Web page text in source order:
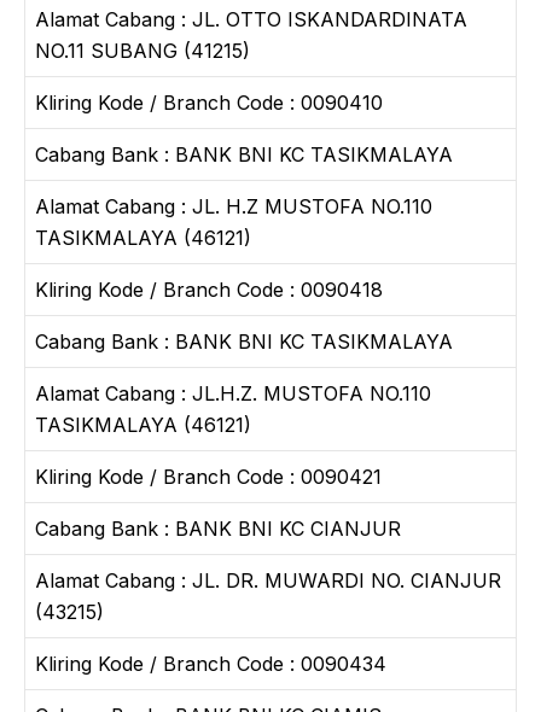
Alamat Cabang : JL. OTTO ISKANDARDINATA
NO.11 SUBANG (41215)
Kliring Kode / Branch Code : 0090410
Cabang Bank : BANK BNI KC TASIKMALAYA
Alamat Cabang : JL. H.Z MUSTOFA NO.110
TASIKMALAYA (46121)
Kliring Kode / Branch Code : 0090418
Cabang Bank : BANK BNI KC TASIKMALAYA
Alamat Cabang : JL.H.Z. MUSTOFA NO.110
TASIKMALAYA (46121)
Kliring Kode / Branch Code : 0090421
Cabang Bank : BANK BNI KC CIANJUR
Alamat Cabang : JL. DR. MUWARDI NO. CIANJUR
(43215)
Kliring Kode / Branch Code : 0090434